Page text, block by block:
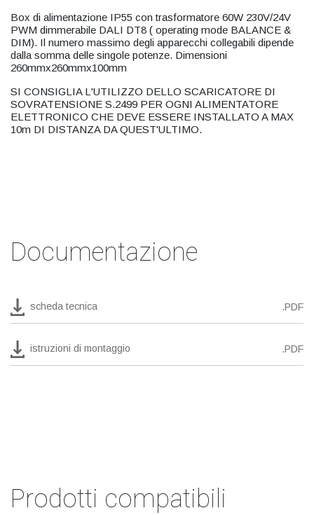
Box di alimentazione IP55 con trasformatore 60W 230V/24V
PWM dimmerabile DALI DT8 ( operating mode BALANCE &
DIM). Il numero massimo degli apparecchi collegabili dipende
dalla somma delle singole potenze. Dimensioni
260mmx260mmx100mm
SI CONSIGLIA L'UTILIZZO DELLO SCARICATORE DI
SOVRATENSIONE S.2499 PER OGNI ALIMENTATORE
ELETTRONICO CHE DEVE ESSERE INSTALLATO A MAX
10m DI DISTANZA DA QUEST'ULTIMO.
Documentazione
scheda tecnica .PDF
istruzioni di montaggio .PDF
Prodotti compatibili